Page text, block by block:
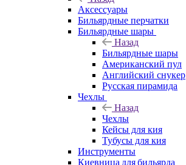
Аксессуары
Бильярдные перчатки
Бильярдные шары
Назад
Бильярдные шары
Американский пул
Английский снукер
Русская пирамида
Чехлы
Назад
Чехлы
Кейсы для кия
Тубусы для кия
Инструменты
Киевница для бильярда